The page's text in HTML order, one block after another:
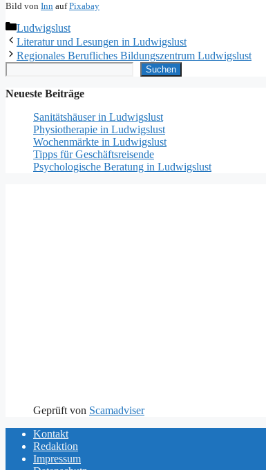
Bild von Inn aufPixabay
Kategorien
Ludwigslust
Literatur und Lesungen in Ludwigslust
Regionales Berufliches Bildungszentrum Ludwigslust
Suchen
Suchen
Neueste Beiträge
Sanitätshäuser in Ludwigslust
Physiotherapie in Ludwigslust
Wochenmärkte in Ludwigslust
Tipps für Geschäftsreisende
Psychologische Beratung in Ludwigslust
Geprüft von Scamadviser
Kontakt
Redaktion
Impressum